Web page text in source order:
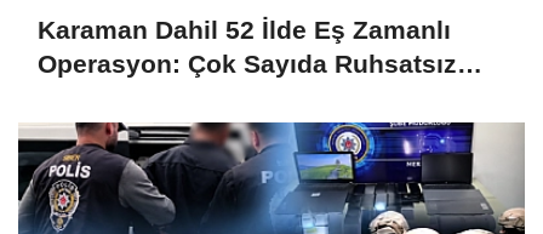
Karaman Dahil 52 İlde Eş Zamanlı
Operasyon: Çok Sayıda Ruhsatsız